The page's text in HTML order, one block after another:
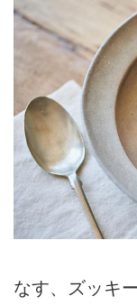
なす、ズッキ